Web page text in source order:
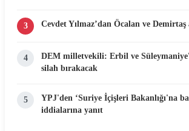
3 Cevdet Yılmaz’dan Öcalan ve Demirtaş
4
DEM milletvekili: Erbil ve
silah bırakacak
5
YPJ'den ‘Suriye İçişleri Bakanlığı'na
iddialarına yanıt